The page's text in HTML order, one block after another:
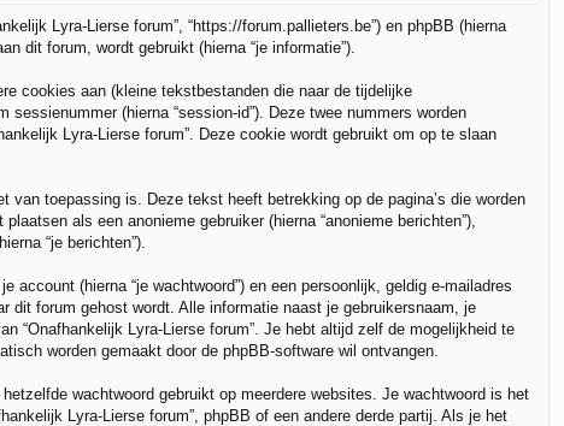
Lyra-Lierse forum”, “https://forum.pallieters.be”) en phpBB (hierna
dit forum, wordt gebruikt (hierna “je informatie”).
cookies aan (kleine tekstbestanden die naar de tijdelijke
(hierna “session-id”). Deze twee nummers worden
Lyra-Lierse forum”. Deze cookie wordt gebruikt om op te slaan
van toepassing is. Deze tekst heeft betrekking op de pagina’s die worden
als een anonieme gebruiker (hierna “anonieme berichten”),
“je berichten”).
(hierna “je wachtwoord”) en een persoonlijk, geldig e-mailadres
dit forum gehost wordt. Alle informatie naast je gebruikersnaam, je
“Onafhankelijk Lyra-Lierse forum”. Je hebt altijd zelf de mogelijkheid te
worden gemaakt door de phpBB-software wil ontvangen.
wachtwoord gebruikt op meerdere websites. Je wachtwoord is het
Lyra-Lierse forum”, phpBB of een andere derde partij. Als je het